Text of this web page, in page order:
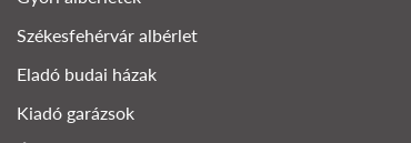
Székesfehérvár albérlet
Eladó budai házak
Kiadó garázsok